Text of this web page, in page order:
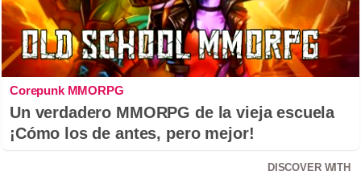
Corepunk MMORPG
Un verdadero MMORPG de la vieja escuela
¡Cómo los de antes, pero mejor!
DISCOVER WITH